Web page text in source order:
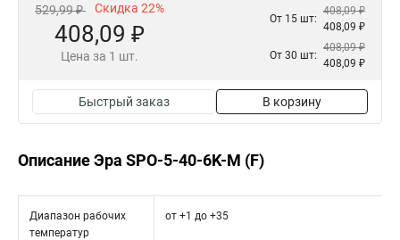
529,99 ₽ Скидка 22%
408,09 ₽
Цена за 1 шт.
От 15 шт:
408,09 ₽
408,09 ₽
От 30 шт:
408,09 ₽
408,09 ₽
Быстрый заказ В корзину
Описание Эра SPO-5-40-6K-M (F)
Диапазон рабочих
температур
от +1 до +35